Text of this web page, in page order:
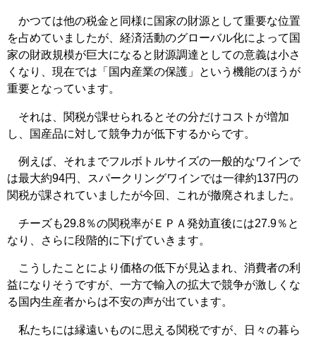
かつては他の税金と同様に国家の財源として重要な位置
を占めていましたが、経済活動のグローバル化によって国
家の財政規模が巨大になると財源調達としての意義は小さ
くなり、現在では「国内産業の保護」という機能のほうが
重要となっています。
それは、関税が課せられるとその分だけコストが増加
し、国産品に対して競争力が低下するからです。
例えば、それまでフルボトルサイズの一般的なワインで
は最大約94円、スパークリングワインでは一律約137円の
関税が課されていましたが今回、これが撤廃されました。
チーズも29.8％の関税率がＥＰＡ発効直後には27.9％と
なり、さらに段階的に下げていきます。
こうしたことにより価格の低下が見込まれ、消費者の利
益になりそうですが、一方で輸入の拡大で競争が激しくな
る国内生産者からは不安の声が出ています。
私たちには縁遠いものに思える関税ですが、日々の暮ら